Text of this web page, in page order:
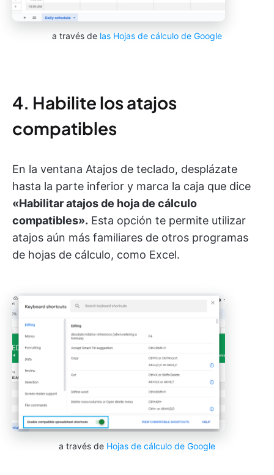
a través de las Hojas de cálculo de Google
4. Habilite los atajos
compatibles
En la ventana Atajos de teclado, desplázate
hasta la parte inferior y marca la caja que dice
«Habilitar atajos de hoja de cálculo
compatibles». Esta opción te permite utilizar
atajos aún más familiares de otros programas
de hojas de cálculo, como Excel.
a través de Hojas de cálculo de Google